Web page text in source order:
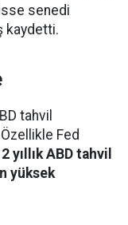
senedi
kaydetti.
tahvil
Fed
2 yıllık ABD tahvil
yüksek